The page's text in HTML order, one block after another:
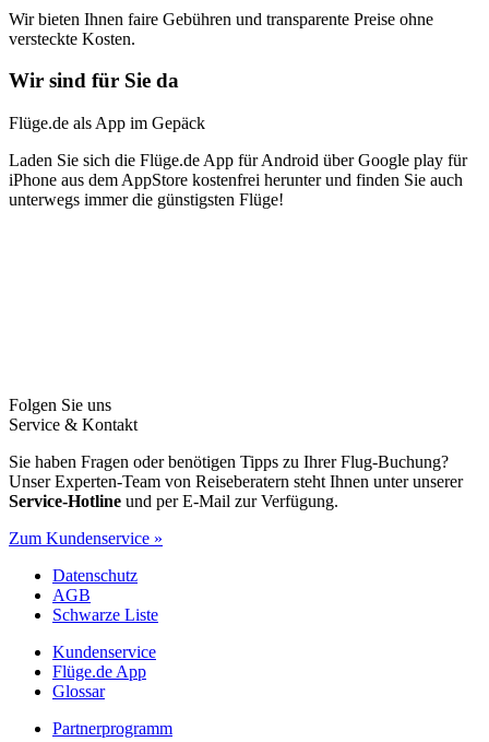
Wir bieten Ihnen faire Gebühren und transparente Preise ohne
versteckte Kosten.
Wir sind für Sie da
Flüge.de als App im Gepäck
Laden Sie sich die Flüge.de App für Android über Google play für
iPhone aus dem AppStore kostenfrei herunter und finden Sie auch
unterwegs immer die günstigsten Flüge!
Folgen Sie uns
Service & Kontakt
Sie haben Fragen oder benötigen Tipps zu Ihrer Flug-Buchung?
Unser Experten-Team von Reiseberatern steht Ihnen unter unserer
Service-Hotline und per E-Mail zur Verfügung.
Zum Kundenservice »
Datenschutz
AGB
Schwarze Liste
Kundenservice
Flüge.de App
Glossar
Partnerprogramm